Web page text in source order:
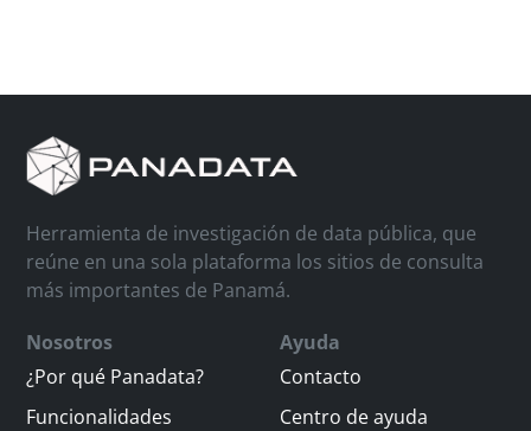
Herramienta de investigación de data pública, que
reúne en una sola plataforma los sitios de consulta
más importantes de Panamá.
Nosotros
¿Por qué Panadata?
Funcionalidades
Ayuda
Contacto
Centro de ayuda